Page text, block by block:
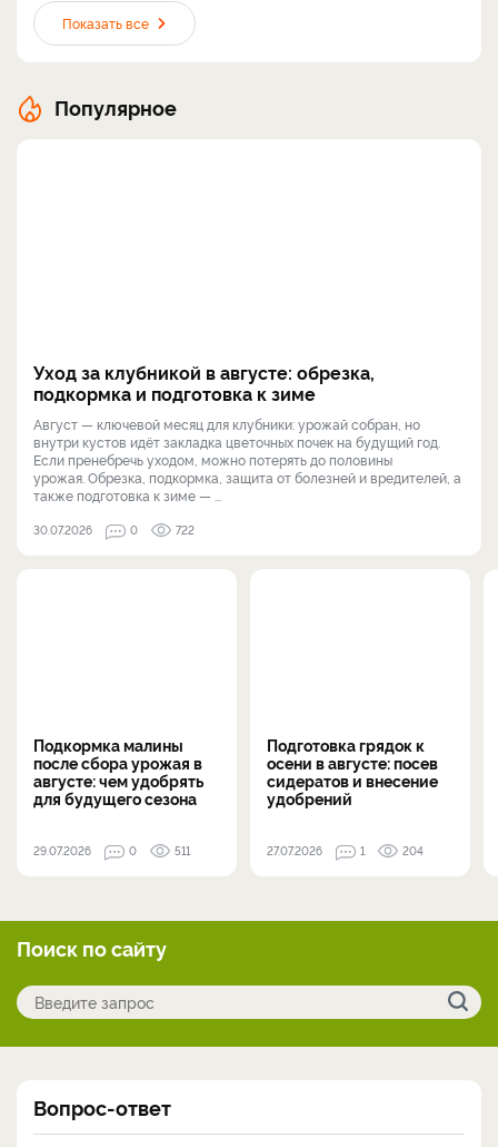
Показать все
Популярное
Уход за клубникой в августе: обрезка,
подкормка и подготовка к зиме
Август — ключевой месяц для клубники: урожай собран, но
внутри кустов идёт закладка цветочных почек на будущий год.
Если пренебречь уходом, можно потерять до половины
урожая. Обрезка, подкормка, защита от болезней и вредителей, а
также подготовка к зиме — ...
30.07.2026 0 722
Подкормка малины
после сбора урожая в
августе: чем удобрять
для будущего сезона
29.07.2026 0 511
Подготовка грядок к
осени в августе: посев
сидератов и внесение
удобрений
27.07.2026 1 204
Поиск по сайту
Вопрос-ответ